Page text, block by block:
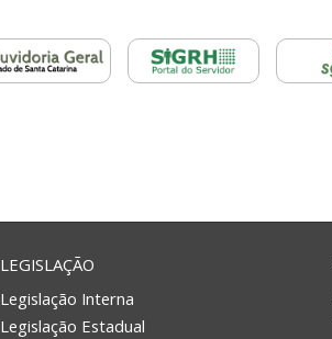
LEGISLAÇÃO
Legislação Interna
Legislação Estadual